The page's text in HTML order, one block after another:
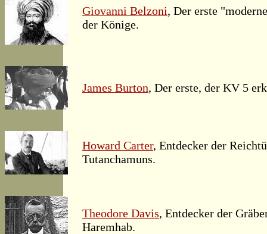
Giovanni Belzoni, Der erste
der Könige.
James Burton, Der erste, der KV 5
Howard Carter, Entdecker der
Tutanchamuns.
Theodore Davis, Entdecker der
Haremhab.